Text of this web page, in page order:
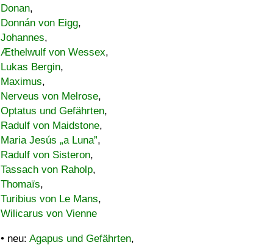
Donan,
Donnán von Eigg,
Johannes,
Æthelwulf von Wessex,
Lukas Bergin,
Maximus,
Nerveus von Melrose,
Optatus und Gefährten,
Radulf von Maidstone,
Maria Jesús „a Luna”,
Radulf von Sisteron,
Tassach von Raholp,
Thomaïs,
Turibius von Le Mans,
Wilicarus von Vienne
• neu: Agapus und Gefährten,